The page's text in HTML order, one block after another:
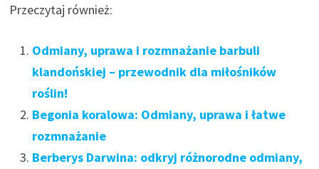
Przeczytaj również:
Odmiany, uprawa i rozmnażanie barbuli
klandońskiej – przewodnik dla miłośników
roślin!
Begonia koralowa: Odmiany, uprawa i łatwe
rozmnażanie
Berberys Darwina: odkryj różnorodne odmiany,